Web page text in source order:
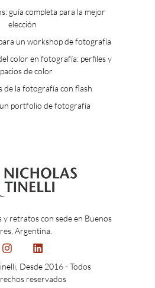
y retratos con sede en Buenos
Argentina.
Desde 2016 - Todos
reservados
guía completa para la mejor
elección
un workshop de fotografía
color en fotografía: perfiles y
de color
de la fotografía con flash
portfolio de fotografía